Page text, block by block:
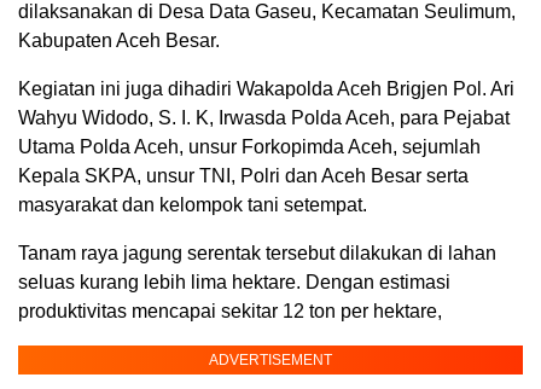
dilaksanakan di Desa Data Gaseu, Kecamatan Seulimum,
Kabupaten Aceh Besar.
Kegiatan ini juga dihadiri Wakapolda Aceh Brigjen Pol. Ari
Wahyu Widodo, S. I. K, Irwasda Polda Aceh, para Pejabat
Utama Polda Aceh, unsur Forkopimda Aceh, sejumlah
Kepala SKPA, unsur TNI, Polri dan Aceh Besar serta
masyarakat dan kelompok tani setempat.
Tanam raya jagung serentak tersebut dilakukan di lahan
seluas kurang lebih lima hektare. Dengan estimasi
produktivitas mencapai sekitar 12 ton per hektare,
ADVERTISEMENT